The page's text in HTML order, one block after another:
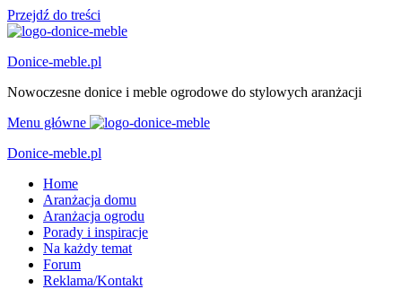
Przejdź do treści
Donice-meble.pl
Nowoczesne donice i meble ogrodowe do stylowych aranżacji
Menu główne
Donice-meble.pl
Home
Aranżacja domu
Aranżacja ogrodu
Porady i inspiracje
Na każdy temat
Forum
Reklama/Kontakt